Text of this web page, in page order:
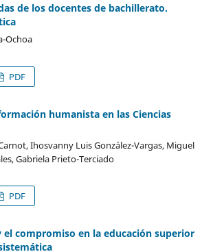
de los docentes de bachillerato.
Ochoa
PDF
humanista en las Ciencias
Ihosvanny Luis González-Vargas, Miguel
Gabriela Prieto-Terciado
PDF
el compromiso en la educación superior